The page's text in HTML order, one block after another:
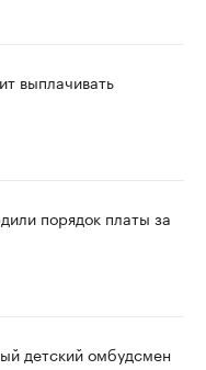
выплачивать
порядок платы за
детский омбудсмен